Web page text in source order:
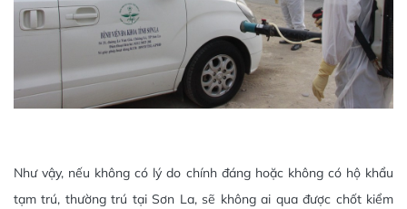
Như vậy, nếu không có lý do chính đáng hoặc không có hộ khẩu
tạm trú, thường trú tại Sơn La, sẽ không ai qua được chốt kiểm